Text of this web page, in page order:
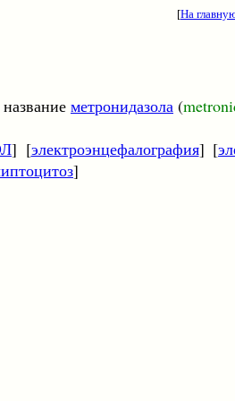
[На
метронидазола (
] [электроэнцефалография] [
]